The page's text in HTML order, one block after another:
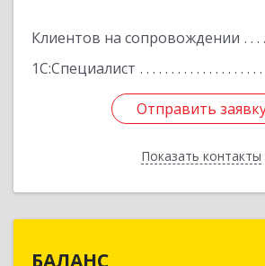
Клиентов на сопровождении
1С:Специалист
Отправить
Показать контакты
Отправить
Назад
БАЛАНС